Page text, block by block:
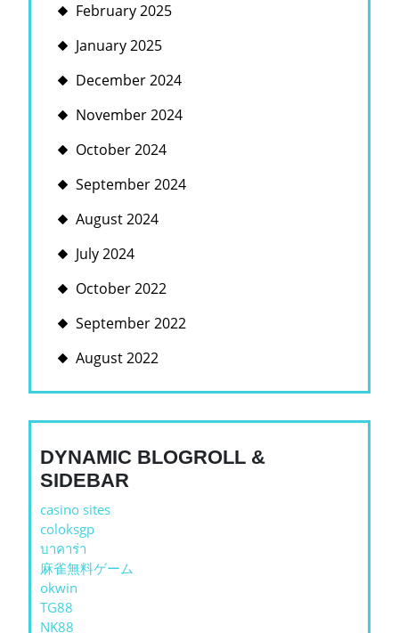
February 2025
January 2025
December 2024
November 2024
October 2024
September 2024
August 2024
July 2024
October 2022
September 2022
August 2022
DYNAMIC BLOGROLL &
SIDEBAR
casino sites
coloksgp
บาคาร่า
麻雀無料ゲーム
okwin
TG88
NK88